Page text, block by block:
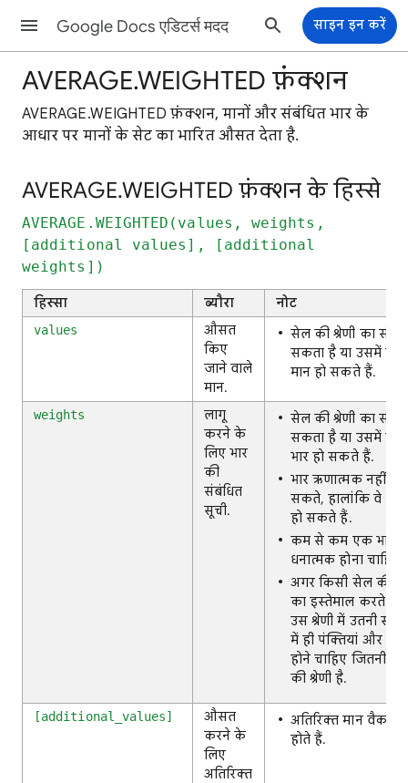
Google Docs एडिटर्स मदद साइन इन करें
AVERAGE.WEIGHTED फ़ंक्शन
AVERAGE.WEIGHTED फ़ंक्शन, मानों और संबंधित भार के
आधार पर मानों के सेट का भारित औसत देता है.
AVERAGE.WEIGHTED फ़ंक्शन के हिस्से
AVERAGE.WEIGHTED(values, weights,
[additional values], [additional
weights])
हिस्सा ब्यौरा नोट
values
औसत
किए
जाने वाले
मान.
सेल की श्रेणी का
सकता है या उसमें खुद
मान हो सकते हैं.
weights
लागू
करने के
लिए भार
की
संबंधित
सूची.
सेल की श्रेणी का
सकता है या उसमें खुद
भार हो सकते हैं.
भार ऋणात्मक नहीं हो
सकते, हालांकि वे शून्य
हो सकते हैं.
कम से कम एक भार
धनात्मक होना चाहिए.
अगर किसी सेल की
का इस्तेमाल करते हैं,
उस श्रेणी में उतनी
में ही पंक्तियां और
होने चाहिए जितनी
की श्रेणी है.
[additional_values]
औसत
करने के
लिए
अतिरिक्त
अतिरिक्त मान
होते हैं.